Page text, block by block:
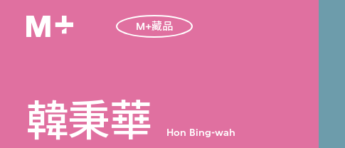
M+藏品
韓秉華 Hon Bing-wah